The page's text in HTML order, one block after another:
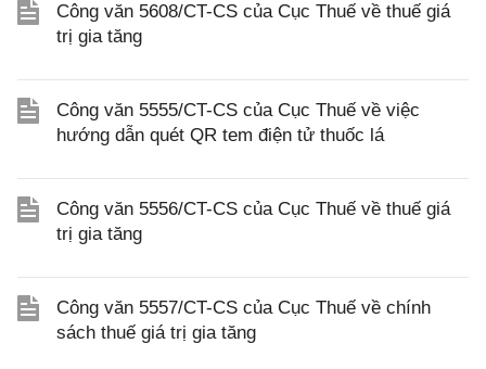
Công văn 5608/CT-CS của Cục Thuế về thuế giá
trị gia tăng
Công văn 5555/CT-CS của Cục Thuế về việc
hướng dẫn quét QR tem điện tử thuốc lá
Công văn 5556/CT-CS của Cục Thuế về thuế giá
trị gia tăng
Công văn 5557/CT-CS của Cục Thuế về chính
sách thuế giá trị gia tăng